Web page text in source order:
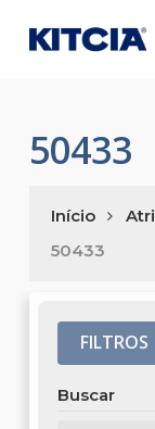
main
50433
Início
50433
FILTROS
Buscar